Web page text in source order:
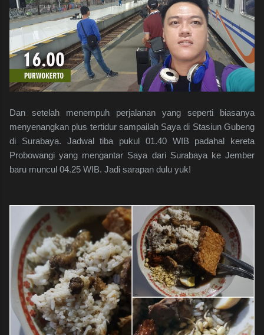
Dan setelah menempuh perjalanan yang seperti biasanya
menyenangkan plus tertidur sampailah Saya di Stasiun Gubeng
di Surabaya. Jadwal tiba pukul 01.40 WIB padahal kereta
Probowangi yang mengantar Saya dari Surabaya ke Jember
baru muncul 04.25 WIB. Jadi sarapan dulu yuk!